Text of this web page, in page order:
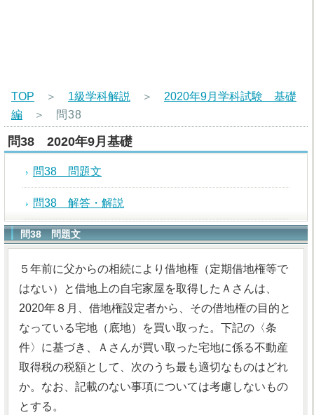
TOP ＞ 1級学科解説 ＞ 2020年9月学科試験 基礎
編 ＞ 問38
問38 2020年9月基礎
問38 問題文
問38 解答・解説
問38 問題文
５年前に父からの相続により借地権（定期借地権等で
はない）と借地上の自宅家屋を取得したＡさんは、
2020年８月、借地権設定者から、その借地権の目的と
なっている宅地（底地）を買い取った。下記の〈条
件〉に基づき、Ａさんが買い取った宅地に係る不動産
取得税の税額として、次のうち最も適切なものはどれ
か。なお、記載のない事項については考慮しないもの
とする。